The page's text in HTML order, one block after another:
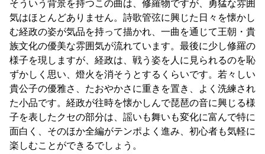
そういう背景を持つこの曲は、修羅物ですが、勇猛な雰囲
気はほとんどありません。詩歌管弦に興じた日々を懐かし
む経政の姿が気品を持って描かれ、一曲を通じて王朝・貴
族文化の優美な雰囲気が流れています。最後に少し修羅の
様子を現しますが、経政は、戦う姿を人に見られるのを恥
ずかしく思い、燈火を消そうとするくらいです。若々しい
貴公子の優雅さ、たおやかさに重きを置き、よく洗練され
た小品です。経政が往時を懐かしんで琵琶の音に興じる様
子を表したクセの部分は、謡いも舞いも変化に富んで特に
面白く、そのほか全編がテンポよく進み、初心者も気軽に
楽しむことができるでしょう。